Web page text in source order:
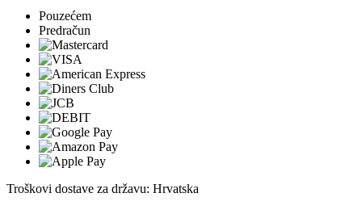
Pouzećem
Predračun
Troškovi dostave za državu: Hrvatska